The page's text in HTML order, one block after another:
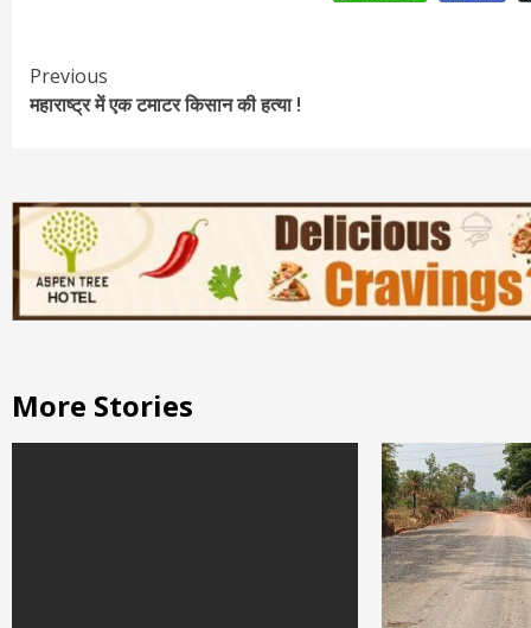
Continue
Reading
Previous
महाराष्ट्र में एक टमाटर किसान की हत्या !
More Stories